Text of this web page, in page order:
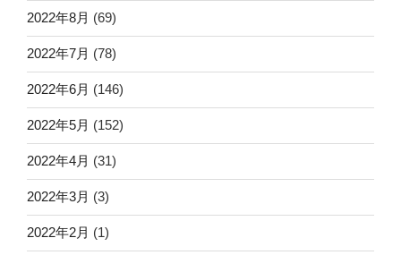
2022年8月 (69)
2022年7月 (78)
2022年6月 (146)
2022年5月 (152)
2022年4月 (31)
2022年3月 (3)
2022年2月 (1)